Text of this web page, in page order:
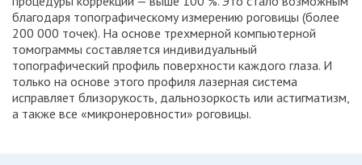
благодаря топографическому измерению роговицы (более
200 000 точек). На основе трехмерной компьютерной
томограммы составляется индивидуальный
топографический профиль поверхности каждого глаза. И
только на основе этого профиля лазерная система
исправляет близорукость, дальнозоркость или астигматизм,
а также все «микронеровности» роговицы.